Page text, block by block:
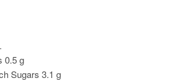
0.5 g
Sugars 3.1 g